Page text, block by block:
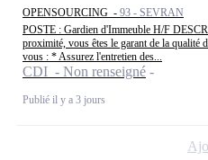
OPENSOURCING - 93 - SEVRAN
POSTE : Gardien d'Immeuble H/F
proximité, vous êtes le garant de la qualité
vous : * Assurez l'entretien des...
CDI - Non renseigné
Publié il y a 3 jours